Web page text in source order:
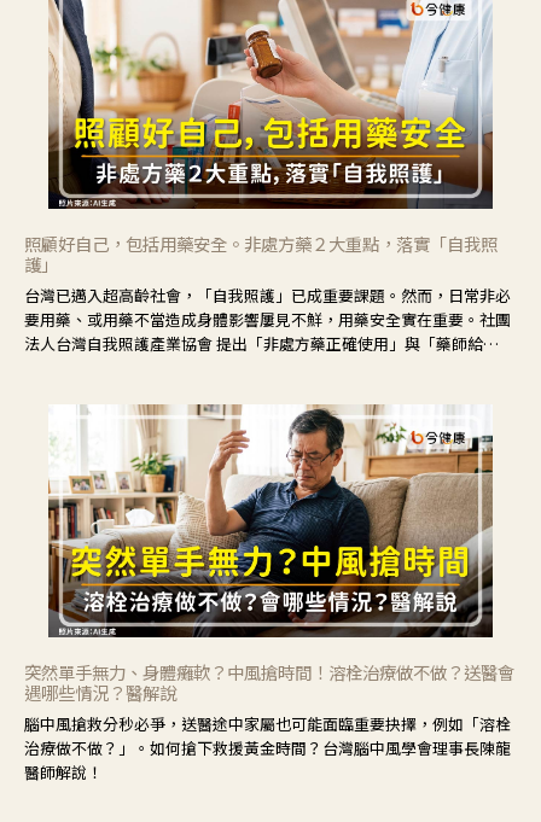
照顧好自己，包括用藥安全。非處方藥２大重點，落實「自我照
護」
台灣已邁入超高齡社會，「自我照護」已成重要課題。然而，日常非必
要用藥、或用藥不當造成身體影響屢見不鮮，用藥安全實在重要。社團
法人台灣自我照護產業協會 提出「非處方藥正確使用」與「藥師給
突然單手無力、身體癱軟？中風搶時間！溶栓治療做不做？送醫會
遇哪些情況？醫解說
腦中風搶救分秒必爭，送醫途中家屬也可能面臨重要抉擇，例如「溶栓
治療做不做？」。如何搶下救援黃金時間？台灣腦中風學會理事長陳龍
醫師解說！